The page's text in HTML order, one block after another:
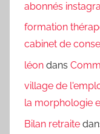
abonnés
formation
cabinet de
léon dans
village de
la morphologie
Bilan retraite